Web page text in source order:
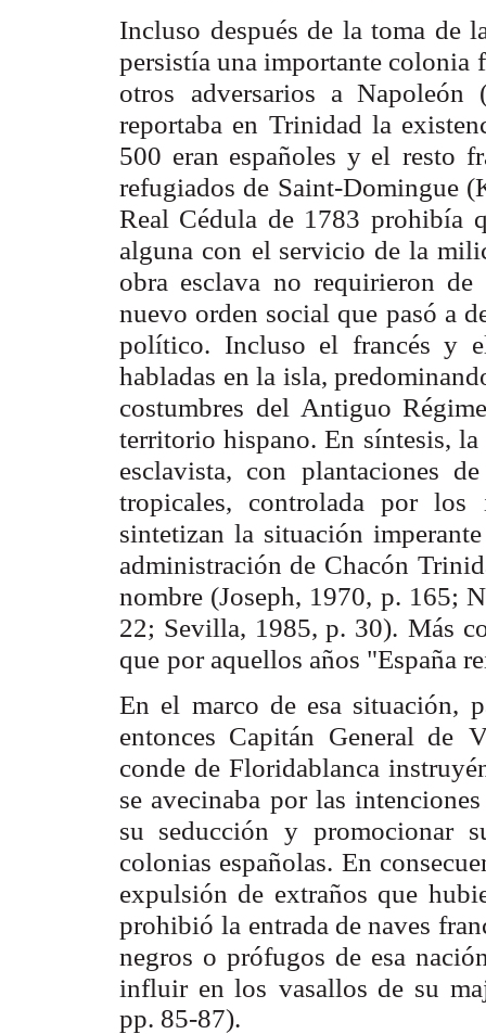
Incluso después de la toma de
persistía una importante colonia
otros
adversarios a
reportaba en Trinidad la
500 eran españoles y el resto
refugiados de Saint-Domingue
Real Cédula de 1783 prohibía
alguna con el servicio de la
obra esclava no requirieron de
nuevo orden social que pasó a
político. Incluso el francés y
habladas en la isla,
costumbres del Antiguo
territorio hispano. En síntesis, la
esclavista, con plantaciones
tropicales, controlada por los
sintetizan la situación
administración de Chacón
nombre (Joseph, 1970, p. 165;
22; Sevilla, 1985, p. 30). Más
que por aquellos años "España
En el marco de esa situación,
entonces Capitán General de
conde de Floridablanca
se avecinaba por las
su seducción y promocionar
colonias españolas. En
expulsión de extraños que
prohibió la entrada de naves
negros o prófugos de esa
influir en los vasallos de su
pp. 85-87).